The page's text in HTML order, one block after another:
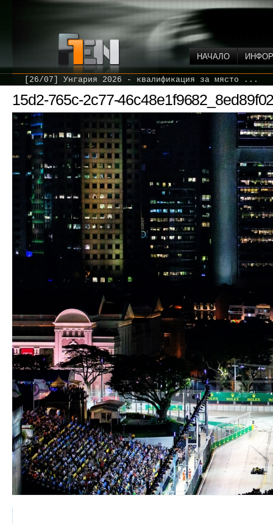
НАЧАЛО
[26/07] Унгария 2026 - квалификация за място ...
15d2-765c-2c77-